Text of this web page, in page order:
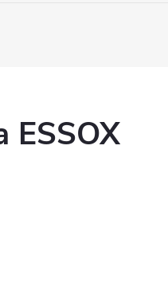
ESSOX